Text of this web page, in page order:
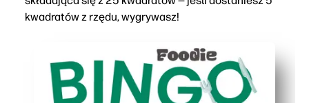
kwadratów z rzędu, wygrywasz!